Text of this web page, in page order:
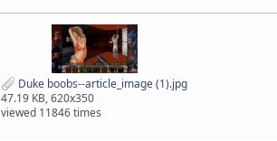
Duke boobs--article_image (1).jpg
47.19 KB, 620x350
viewed 11846 times